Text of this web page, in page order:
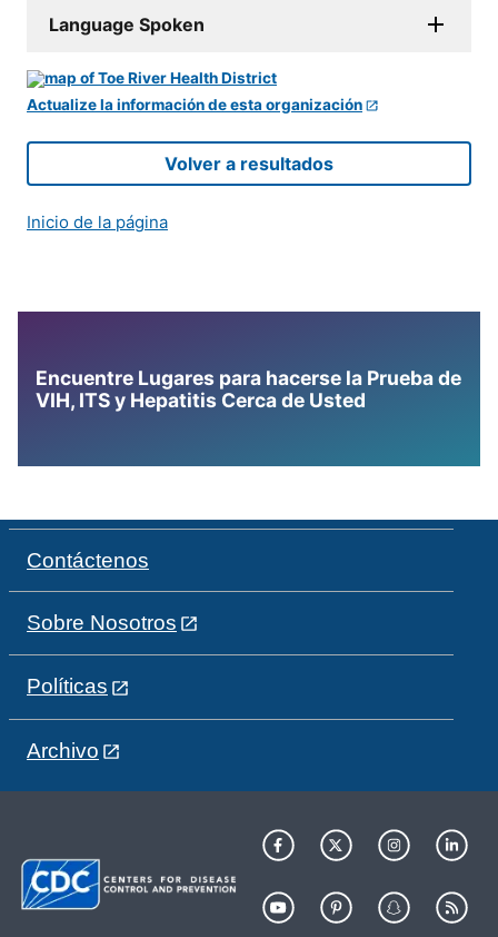
Language Spoken
Actualize la información de esta organización
Volver a resultados
Inicio de la página
Encuentre Lugares para hacerse la Prueba de
VIH, ITS y Hepatitis Cerca de Usted
Contáctenos
Sobre Nosotros
Políticas
Archivo